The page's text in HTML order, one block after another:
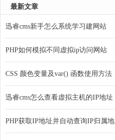
最新文章
迅睿cms新手怎么系统学习建网站
PHP如何模拟不同虚拟ip访问网站
CSS 颜色变量及var() 函数使用方法
迅睿cms怎么查看虚拟主机的IP地址
PHP获取IP地址并自动查询IP归属地